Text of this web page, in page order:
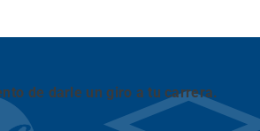
de darle un giro a tu carrera.